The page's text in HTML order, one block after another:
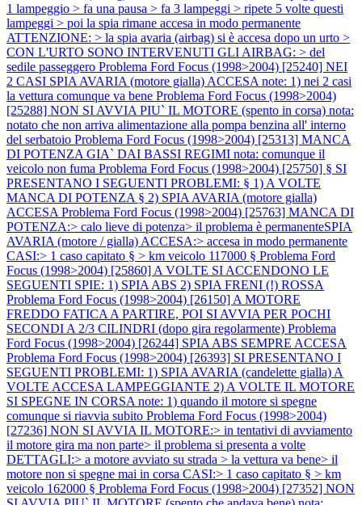
1 lampeggio > fa una pausa > fa 3 lampeggi > ripete 5 volte questi
lampeggi > poi la spia rimane accesa in modo permanente
ATTENZIONE: > la spia avaria (airbag) si è accesa dopo un urto >
CON L'URTO SONO INTERVENUTI GLI AIRBAG: > del
sedile passeggero Problema Ford Focus (1998>2004) [25240] NEI
2 CASI SPIA AVARIA (motore gialla) ACCESA note: 1) nei 2 casi
la vettura comunque va bene Problema Ford Focus (1998>2004)
[25288] NON SI AVVIA PIU` IL MOTORE (spento in corsa) nota:
notato che non arriva alimentazione alla pompa benzina all' interno
del serbatoio Problema Ford Focus (1998>2004) [25313] MANCA
DI POTENZA GIA` DAI BASSI REGIMI nota: comunque il
veicolo non fuma Problema Ford Focus (1998>2004) [25750] § SI
PRESENTANO I SEGUENTI PROBLEMI: § 1) A VOLTE
MANCA DI POTENZA § 2) SPIA AVARIA (motore gialla)
ACCESA Problema Ford Focus (1998>2004) [25763] MANCA DI
POTENZA:> calo lieve di potenza> il problema è permanenteSPIA
AVARIA (motore / gialla) ACCESA:> accesa in modo permanente
CASI:> 1 caso capitato § > km veicolo 117000 § Problema Ford
Focus (1998>2004) [25860] A VOLTE SI ACCENDONO LE
SEGUENTI SPIE: 1) SPIA ABS 2) SPIA FRENI (!) ROSSA
Problema Ford Focus (1998>2004) [26150] A MOTORE
FREDDO FATICA A PARTIRE, POI SI AVVIA PER POCHI
SECONDI A 2/3 CILINDRI (dopo gira regolarmente) Problema
Ford Focus (1998>2004) [26244] SPIA ABS SEMPRE ACCESA
Problema Ford Focus (1998>2004) [26393] SI PRESENTANO I
SEGUENTI PROBLEMI: 1) SPIA AVARIA (candelette gialla) A
VOLTE ACCESA LAMPEGGIANTE 2) A VOLTE IL MOTORE
SI SPEGNE IN CORSA note: 1) quando il motore si spegne
comunque si riavvia subito Problema Ford Focus (1998>2004)
[27236] NON SI AVVIA IL MOTORE:> in tentativi di avviamento
il motore gira ma non parte> il problema si presenta a volte
DETTAGLI:> a motore avviato su strada > la vettura va bene> il
motore non si spegne mai in corsa CASI:> 1 caso capitato § > km
veicolo 162000 § Problema Ford Focus (1998>2004) [27352] NON